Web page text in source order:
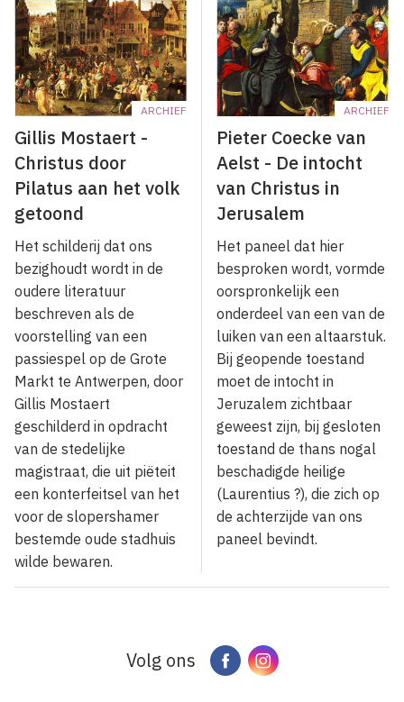
ARCHIEF
Gillis Mostaert -
Christus door
Pilatus aan het volk
getoond
Het schilderij dat ons
bezighoudt wordt in de
oude­re literatuur
beschreven als de
voorstelling van een
passiespel op de Grote
Markt te Antwerpen, door
Gillis Mostaert
geschilderd in opdracht
van de stedelijke
magistraat, die uit piëteit
een konter­feitsel van het
voor de slopershamer
bestemde oude stadhuis
wilde bewaren.
ARCHIEF
Pieter Coecke van
Aelst - De intocht
van Christus in
Jerusalem
Het paneel dat hier
besproken wordt, vormde
oorspronkelijk een
onderdeel van een van de
luiken van een altaarstuk.
Bij geopende toestand
moet de intocht in
Jeruzalem zichtbaar
geweest zijn, bij gesloten
toestand de thans nogal
beschadigde heilige
(Laurentius ?), die zich op
de achterzijde van ons
paneel bevindt.
Volg ons FacebookInstagram